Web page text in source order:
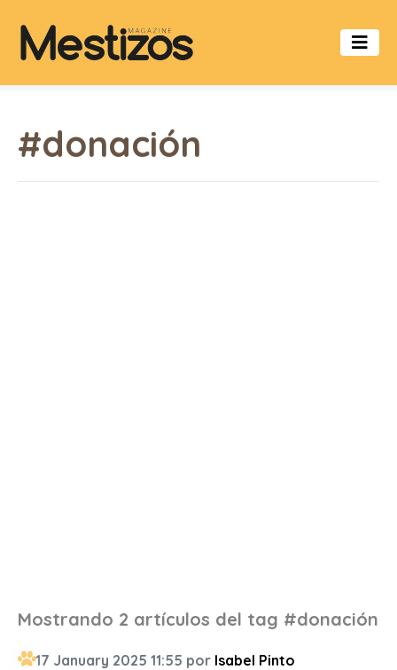
#donación
Mostrando 2 artículos del tag #donación
17 January 2025 11:55 por Isabel Pinto